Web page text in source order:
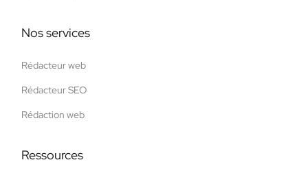
Nos services
Rédacteur web
Rédacteur SEO
Rédaction web
Ressources